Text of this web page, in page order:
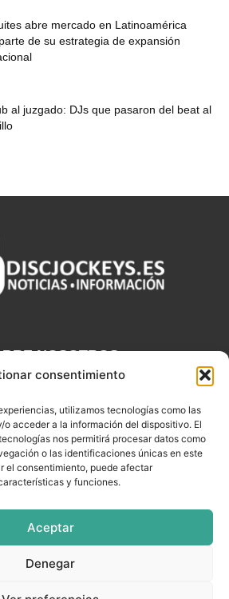
consentimiento
utilizamos tecnologías como las
acceder a la información del dispositivo. El
nos permitirá procesar datos como
o las identificaciones únicas en este
el consentimiento, puede afectar
y funciones.
Aceptar
Denegar
abre mercado en Latinoamérica
de su estrategia de expansión
al juzgado: DJs que pasaron del beat al
NOSOTROS
noticias, novedades, tecnologías y
te ayudaran a ser un mejor Djs.
SÍGUENOS
EVENTOS